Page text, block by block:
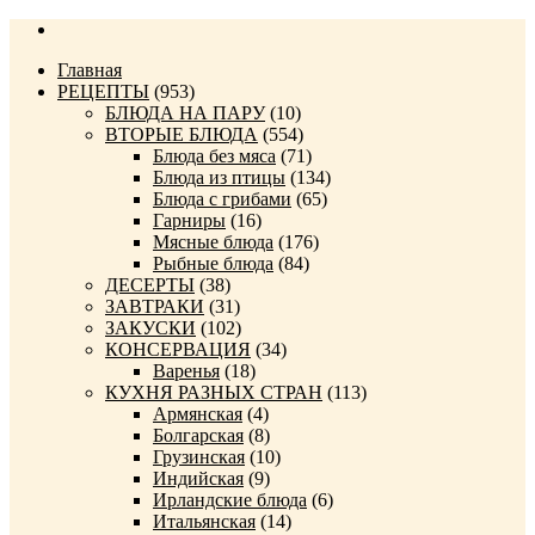
Главная
РЕЦЕПТЫ (953)
БЛЮДА НА ПАРУ(10)
ВТОРЫЕ БЛЮДА (554)
Блюда без мяса (71)
Блюда из птицы (134)
Блюда с грибами (65)
Гарниры (16)
Мясные блюда (176)
Рыбные блюда (84)
ДЕСЕРТЫ (38)
ЗАВТРАКИ (31)
ЗАКУСКИ (102)
КОНСЕРВАЦИЯ (34)
Варенья (18)
КУХНЯ РАЗНЫХ СТРАН (113)
Армянская (4)
Болгарская (8)
Грузинская (10)
Индийская (9)
Ирландские блюда (6)
Итальянская (14)